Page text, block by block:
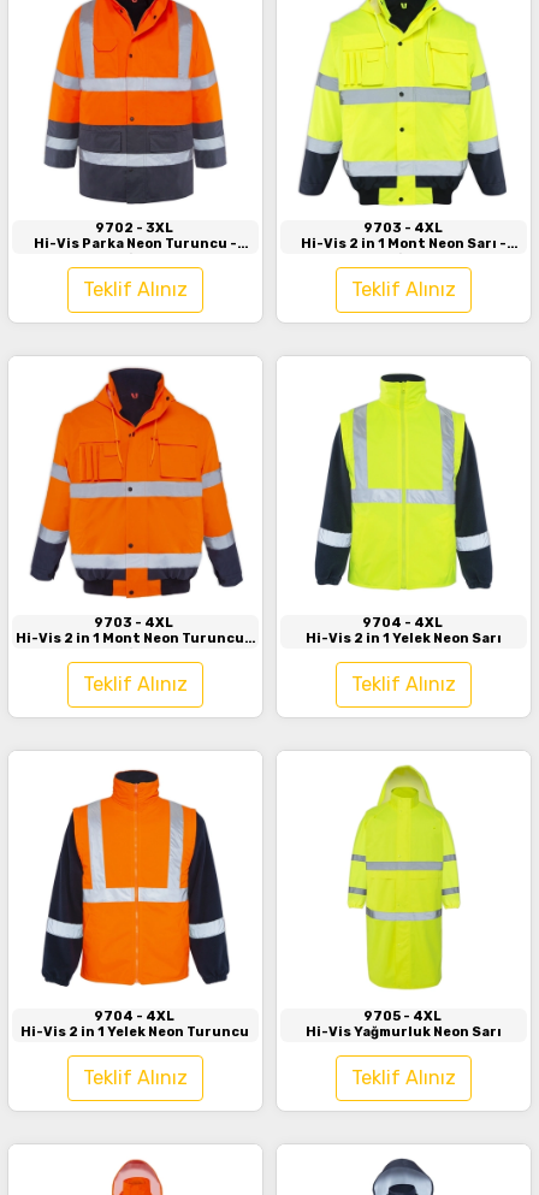
İncele
9702 - 3XL
Hi-Vis Parka Neon Turuncu -
Lacivert
Teklif Alınız
İncele
9703 - 4XL
Hi-Vis 2 in 1 Mont Neon Sarı -
Lacivert
Teklif Alınız
9703 - 4XL
Hi-Vis 2 in 1 Mont Neon Turuncu -
Lacivert
Teklif Alınız
9704 - 4XL
Hi-Vis 2 in 1 Yelek Neon Sarı
Teklif Alınız
İncele
9704 - 4XL
Hi-Vis 2 in 1 Yelek Neon Turuncu
Teklif Alınız
İncele
9705 - 4XL
Hi-Vis Yağmurluk Neon Sarı
Teklif Alınız